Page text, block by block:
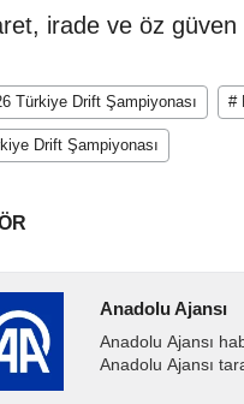
irade ve öz güven
Türkiye Drift Şampiyonası #
Drift Şampiyonası
Anadolu Ajansı
Anadolu Ajansı
Anadolu Ajansı